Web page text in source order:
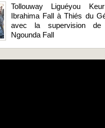
Tollouway Liguéyou
Ibrahima Fall à Thiés du
avec la supervision de
Ngounda Fall